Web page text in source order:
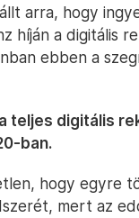
arra, hogy
híján a digitális
ebben a
teljes digitális
ban.
hogy egyre
mert az